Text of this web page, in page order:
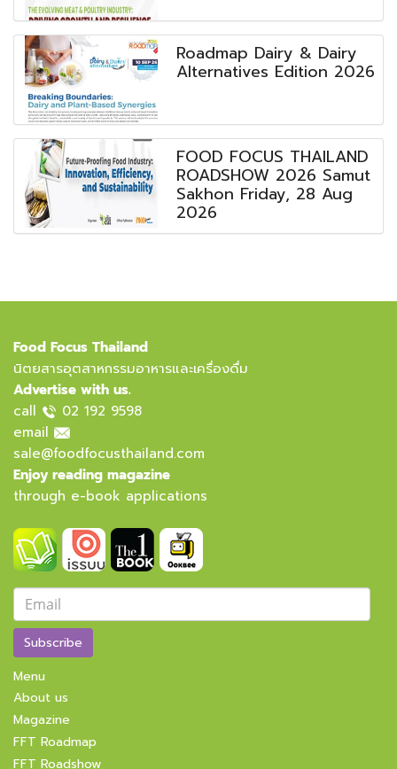
Roadmap Dairy & Dairy
Alternatives Edition 2026
FOOD FOCUS THAILAND
ROADSHOW 2026 Samut
Sakhon Friday, 28 Aug
2026
Food Focus Thailand
นิตยสารอุตสาหกรรมอาหารและเครื่องดื่ม
Advertise with us.
call
02 192 9598
email
sale@foodfocusthailand.com
Enjoy reading magazine
through e-book applications
Subscribe
Menu
About us
Magazine
FFT Roadmap
FFT Roadshow